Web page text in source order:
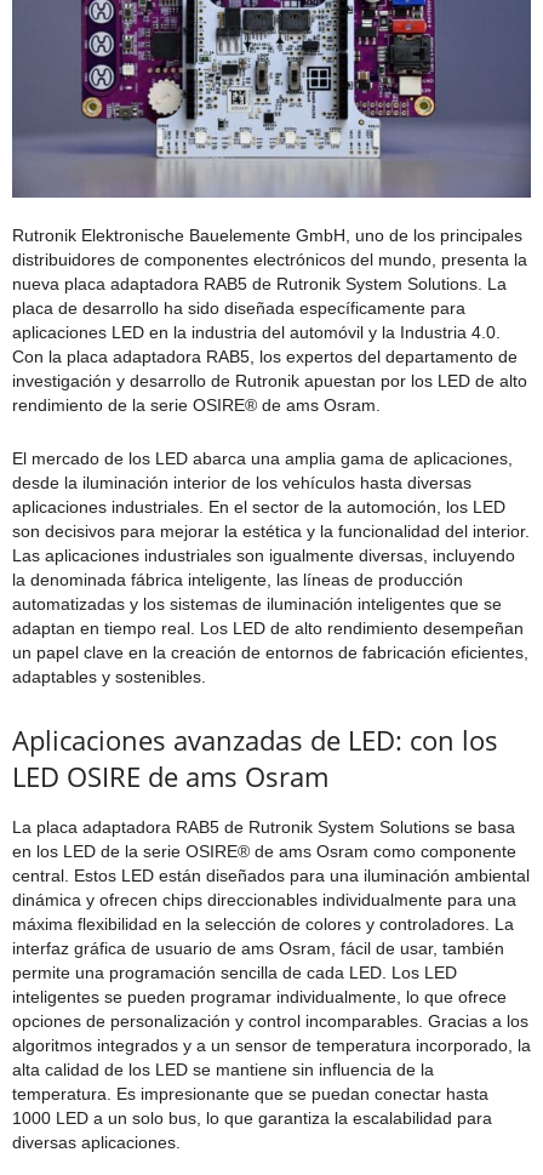
Rutronik Elektronische Bauelemente GmbH, uno de los principales
distribuidores de componentes electrónicos del mundo, presenta la
nueva placa adaptadora RAB5 de Rutronik System Solutions. La
placa de desarrollo ha sido diseñada específicamente para
aplicaciones LED en la industria del automóvil y la Industria 4.0.
Con la placa adaptadora RAB5, los expertos del departamento de
investigación y desarrollo de Rutronik apuestan por los LED de alto
rendimiento de la serie OSIRE® de ams Osram.
El mercado de los LED abarca una amplia gama de aplicaciones,
desde la iluminación interior de los vehículos hasta diversas
aplicaciones industriales. En el sector de la automoción, los LED
son decisivos para mejorar la estética y la funcionalidad del interior.
Las aplicaciones industriales son igualmente diversas, incluyendo
la denominada fábrica inteligente, las líneas de producción
automatizadas y los sistemas de iluminación inteligentes que se
adaptan en tiempo real. Los LED de alto rendimiento desempeñan
un papel clave en la creación de entornos de fabricación eficientes,
adaptables y sostenibles.
Aplicaciones avanzadas de LED: con los
LED OSIRE de ams Osram
La placa adaptadora RAB5 de Rutronik System Solutions se basa
en los LED de la serie OSIRE® de ams Osram como componente
central. Estos LED están diseñados para una iluminación ambiental
dinámica y ofrecen chips direccionables individualmente para una
máxima flexibilidad en la selección de colores y controladores. La
interfaz gráfica de usuario de ams Osram, fácil de usar, también
permite una programación sencilla de cada LED. Los LED
inteligentes se pueden programar individualmente, lo que ofrece
opciones de personalización y control incomparables. Gracias a los
algoritmos integrados y a un sensor de temperatura incorporado, la
alta calidad de los LED se mantiene sin influencia de la
temperatura. Es impresionante que se puedan conectar hasta
1000 LED a un solo bus, lo que garantiza la escalabilidad para
diversas aplicaciones.